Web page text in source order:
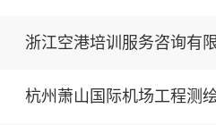
杭州萧山国际机场工程测